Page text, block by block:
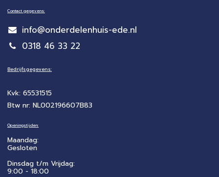
Contact gegevens:
info@onderdelenhuis-ede.nl
0318 46 33 22
Bedrijfsgegevens:
Kvk: 65531515
Btw nr: NL002196607B83
Openingstijden:
Maandag:
Gesloten
Dinsdag t/m Vrijdag:
9:00 - 18:00